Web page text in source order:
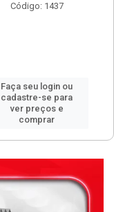
Código: 1437
Faça seu login ou
cadastre-se para
ver preços e
comprar